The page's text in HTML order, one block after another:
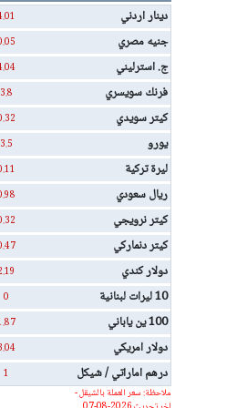
دينار اردني
جنيه مصري
ج. استرليني
فرنك سويسري 3.8
كيتر سويدي
يورو 3.5
ليرة تركية
ريال سعودي
كيتر نرويجي
كيتر دنماركي
دولار كندي
10 ليرات لبنانية 0
100 ين ياباني
دولار امريكي
درهم اماراتي / شيكل
1
ملاحظة: سعر العملة بالشيقل -